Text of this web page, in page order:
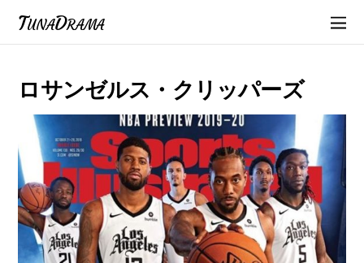
TunaDrama
ロサンゼルス・クリッパーズ